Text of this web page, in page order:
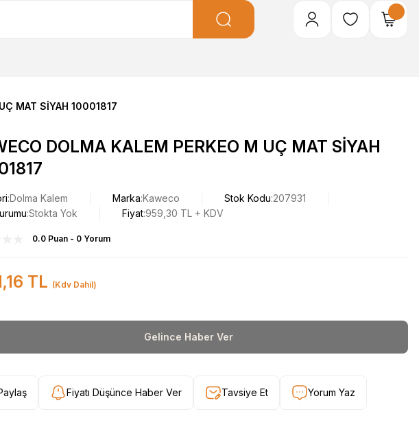
MAT SİYAH 10001817
DOLMA KALEM PERKEO M UÇ MAT SİYAH
Dolma Kalem Marka Kaweco Stok Kodu 207931
Stokta Yok Fiyat959,30 TL + KDV
0.0 Puan - 0 Yorum
TL (Kdv Dahil)
Gelince Haber Ver
Fiyatı Düşünce Haber Ver Tavsiye Et Yorum Yaz